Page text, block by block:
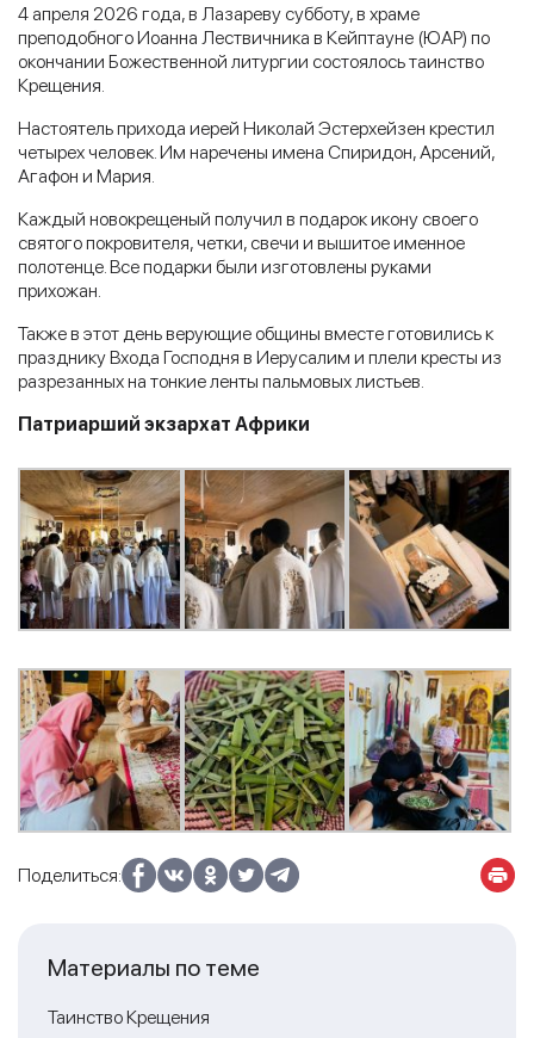
4 апреля 2026 года, в Лазареву субботу, в храме
преподобного Иоанна Лествичника в Кейптауне (ЮАР) по
окончании Божественной литургии состоялось таинство
Крещения.
Настоятель прихода иерей Николай Эстерхейзен крестил
четырех человек. Им наречены имена Спиридон, Арсений,
Агафон и Мария.
Каждый новокрещеный получил в подарок икону своего
святого покровителя, четки, свечи и вышитое именное
полотенце. Все подарки были изготовлены руками
прихожан.
Также в этот день верующие общины вместе готовились к
празднику Входа Господня в Иерусалим и плели кресты из
разрезанных на тонкие ленты пальмовых листьев.
Патриарший экзархат Африки
Поделиться:
Материалы по теме
Таинство Крещения